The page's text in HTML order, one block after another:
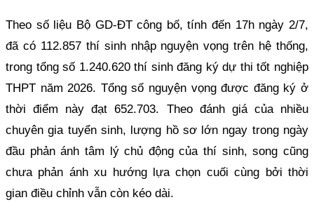
Theo số liệu Bộ GD-ĐT công bố, tính đến 17h ngày 2/7,
đã có 112.857 thí sinh nhập nguyện vọng trên hệ thống,
trong tổng số 1.240.620 thí sinh đăng ký dự thi tốt nghiệp
THPT năm 2026. Tổng số nguyện vọng được đăng ký ở
thời điểm này đạt 652.703. Theo đánh giá của nhiều
chuyên gia tuyển sinh, lượng hồ sơ lớn ngay trong ngày
đầu phản ánh tâm lý chủ động của thí sinh, song cũng
chưa phản ánh xu hướng lựa chọn cuối cùng bởi thời
gian điều chỉnh vẫn còn kéo dài.